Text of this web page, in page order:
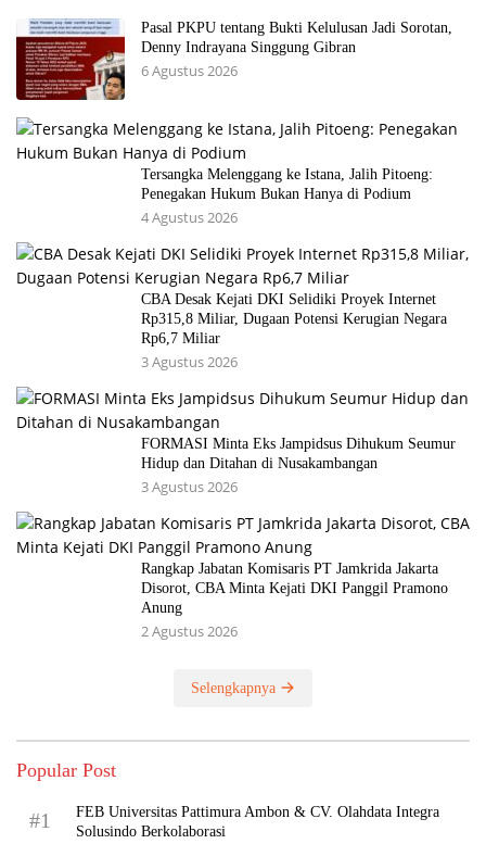
Pasal PKPU tentang Bukti Kelulusan Jadi Sorotan,
Denny Indrayana Singgung Gibran
6 Agustus 2026
Tersangka Melenggang ke Istana, Jalih Pitoeng:
Penegakan Hukum Bukan Hanya di Podium
4 Agustus 2026
CBA Desak Kejati DKI Selidiki Proyek Internet
Rp315,8 Miliar, Dugaan Potensi Kerugian Negara
Rp6,7 Miliar
3 Agustus 2026
FORMASI Minta Eks Jampidsus Dihukum Seumur
Hidup dan Ditahan di Nusakambangan
3 Agustus 2026
Rangkap Jabatan Komisaris PT Jamkrida Jakarta
Disorot, CBA Minta Kejati DKI Panggil Pramono
Anung
2 Agustus 2026
Selengkapnya
Popular Post
#1
FEB Universitas Pattimura Ambon & CV. Olahdata Integra
Solusindo Berkolaborasi